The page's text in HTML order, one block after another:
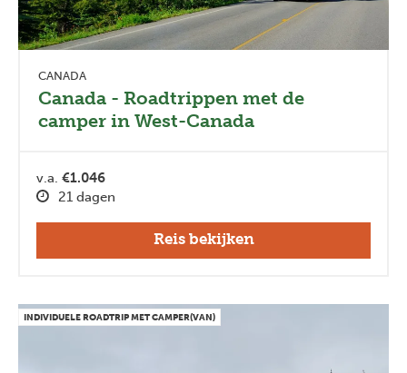
CANADA
Canada - Roadtrippen met de
camper in West-Canada
v.a. €1.046
21 dagen
Reis bekijken
INDIVIDUELE ROADTRIP MET CAMPER(VAN)